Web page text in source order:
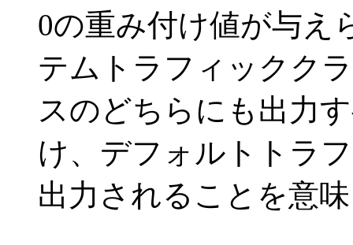
0の重み付け値が与え
テムトラフィックク
スのどちらにも出力
け、デフォルトトラ
出力されることを意